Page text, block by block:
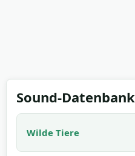
Sound-Datenbank
Wilde Tiere